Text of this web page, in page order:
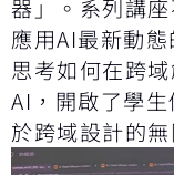
器」。系列講
應用AI最新動
思考如何在跨
AI，開啟了學
於跨域設計的無